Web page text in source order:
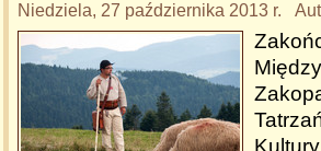
Niedziela, 27 października 2013 r.